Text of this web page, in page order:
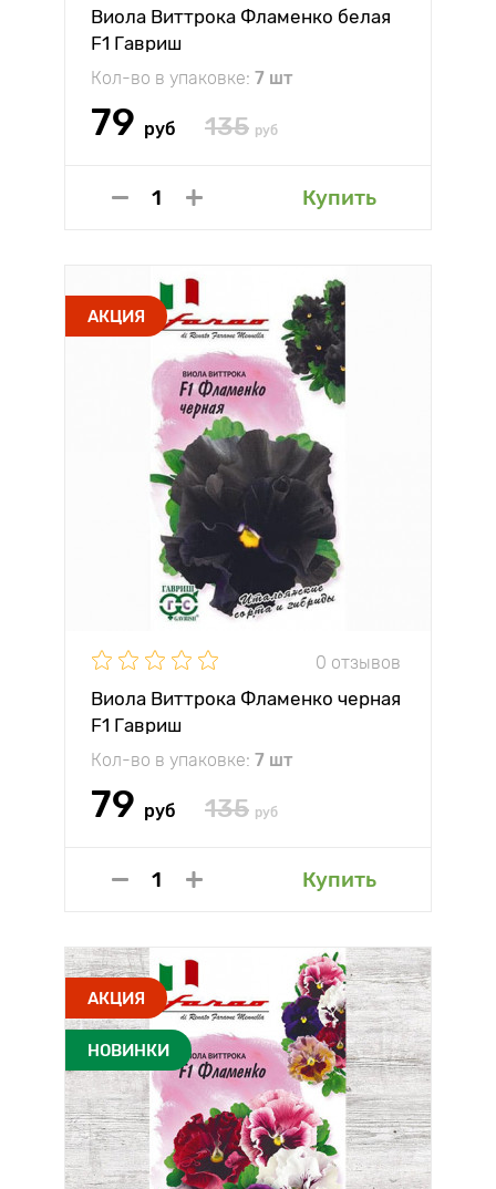
Виола Виттрока Фламенко белая
F1 Гавриш
Кол-во в упаковке: 7 шт
79 руб 135 руб
Купить
АКЦИЯ
0 отзывов
Виола Виттрока Фламенко черная
F1 Гавриш
Кол-во в упаковке: 7 шт
79 руб 135 руб
Купить
АКЦИЯ
НОВИНКИ